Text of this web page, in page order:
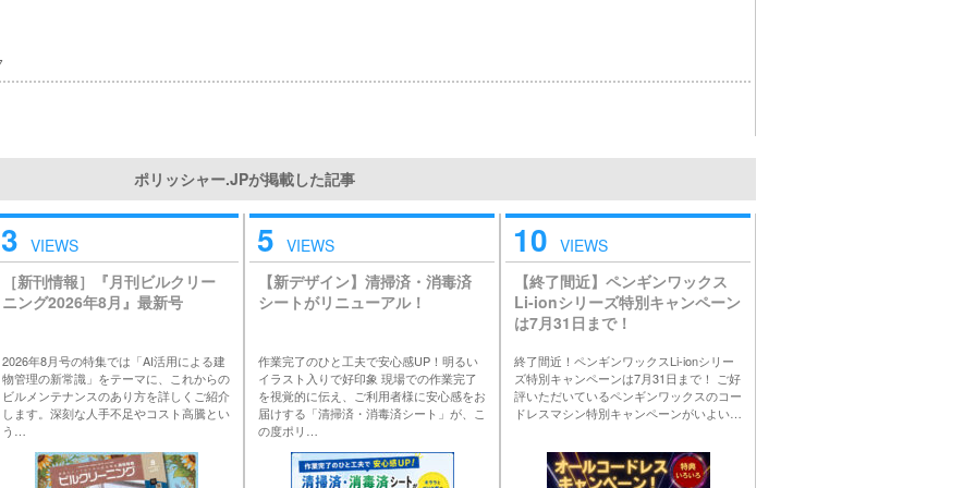
ポリッシャー.JPが掲載した記事
3 VIEWS
［新刊情報］『月刊ビルクリー
ニング2026年8月』最新号
2026年8月号の特集では「AI活用による建
物管理の新常識」をテーマに、これからの
ビルメンテナンスのあり方を詳しくご紹介
します。深刻な人手不足やコスト高騰とい
う…
5 VIEWS
【新デザイン】清掃済・消毒済
シートがリニューアル！
作業完了のひと工夫で安心感UP！明るい
イラスト入りで好印象 現場での作業完了
を視覚的に伝え、ご利用者様に安心感をお
届けする「清掃済・消毒済シート」が、こ
の度ポリ…
10 VIEWS
【終了間近】ペンギンワックス
Li-ionシリーズ特別キャンペーン
は7月31日まで！
終了間近！ペンギンワックスLi-ionシリー
ズ特別キャンペーンは7月31日まで！ ご好
評いただいているペンギンワックスのコー
ドレスマシン特別キャンペーンがいよい…